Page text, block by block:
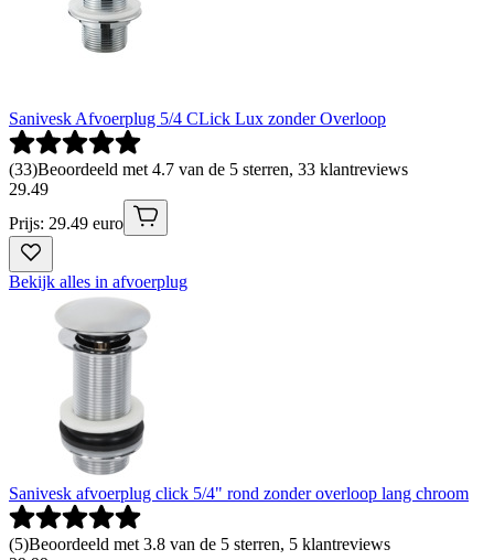
Sanivesk Afvoerplug 5/4 CLick Lux zonder Overloop
(33)Beoordeeld met 4.7 van de 5 sterren, 33 klantreviews
29.49
Prijs: 29.49 euro
Bekijk alles in afvoerplug
Sanivesk afvoerplug click 5/4" rond zonder overloop lang chroom
(5)Beoordeeld met 3.8 van de 5 sterren, 5 klantreviews